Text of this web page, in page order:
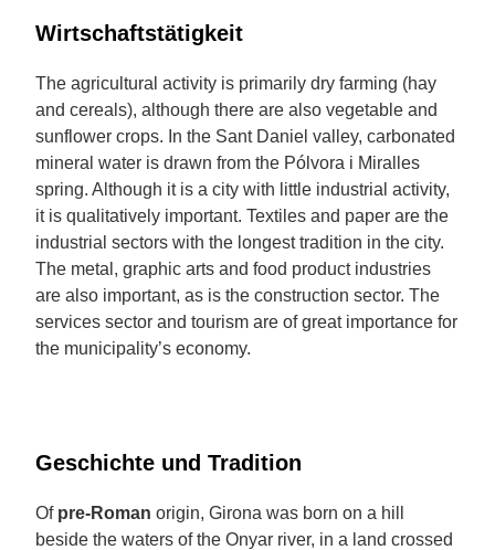
Wirtschaftstätigkeit
The agricultural activity is primarily dry farming (hay
and cereals), although there are also vegetable and
sunflower crops. In the Sant Daniel valley, carbonated
mineral water is drawn from the Pólvora i Miralles
spring. Although it is a city with little industrial activity,
it is qualitatively important. Textiles and paper are the
industrial sectors with the longest tradition in the city.
The metal, graphic arts and food product industries
are also important, as is the construction sector. The
services sector and tourism are of great importance for
the municipality’s economy.
Geschichte und Tradition
Of pre-Roman origin, Girona was born on a hill
beside the waters of the Onyar river, in a land crossed